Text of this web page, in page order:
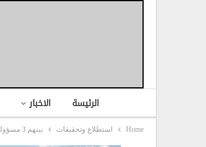
الرئيسة الاخبار
Home استطلاع وتحقيقات بينهم 3 مسؤولين حكوميين.. 76 قتيل وجريح حصيلة ضحايا هجوم مطار عدن..!